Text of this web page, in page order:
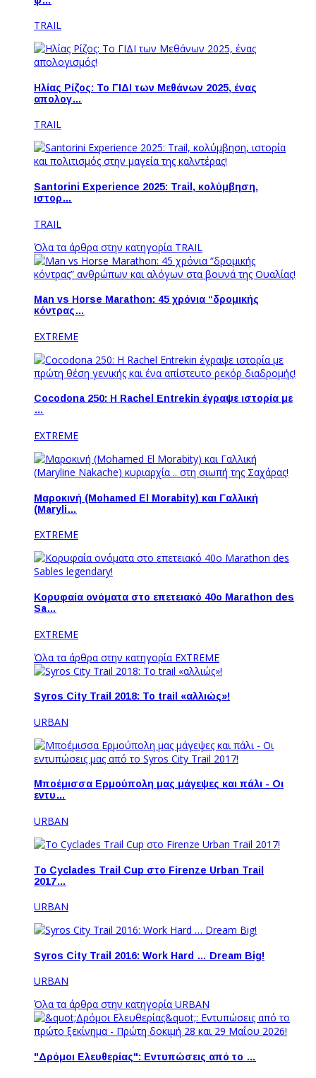
TRAIL
Ηλίας Ρίζος: Το ΓΙΔΙ των Μεθάνων 2025, ένας
απολογ…
TRAIL
Santorini Experience 2025: Trail, κολύμβηση,
ιστορ…
TRAIL
Όλα τα άρθρα στην κατηγορία TRAIL
Man vs Horse Marathon: 45 χρόνια “δρομικής
κόντρας…
EXTREME
Cocodona 250: Η Rachel Entrekin έγραψε ιστορία με
…
EXTREME
Μαροκινή (Mohamed El Morabity) και Γαλλική
(Maryli…
EXTREME
Κορυφαία ονόματα στο επετειακό 40ο Marathon des
Sa…
EXTREME
Όλα τα άρθρα στην κατηγορία EXTREME
Syros City Trail 2018: To trail «αλλιώς»!
URBAN
Μποέμισσα Ερμούπολη μας μάγεψες και πάλι - Οι
εντυ…
URBAN
Το Cyclades Trail Cup στο Firenze Urban Trail
2017…
URBAN
Syros City Trail 2016: Work Hard … Dream Big!
URBAN
Όλα τα άρθρα στην κατηγορία URBAN
"Δρόμοι Ελευθερίας": Εντυπώσεις από το …